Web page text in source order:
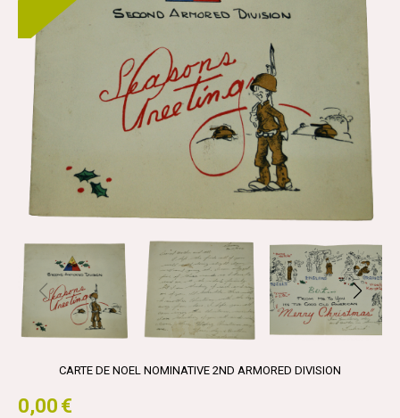
CARTE DE NOEL NOMINATIVE 2ND ARMORED DIVISION
0,00 €